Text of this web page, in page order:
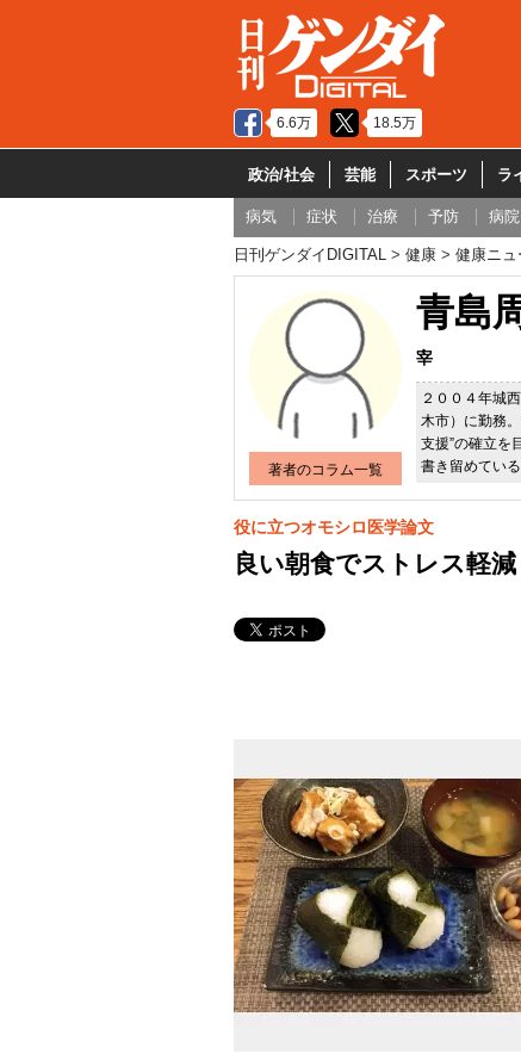
6.6万 18.5万
政治/社会 芸能 スポーツ ラ
病気 症状 治療 予防 病院
日刊ゲンダイDIGITAL 健康 健康ニュ
著者のコラム一覧
青島
宰
２００４年城
木市）に勤務
支援”の確立を
書き留めている
役に立つオモシロ医学論文
良い朝食でストレス軽